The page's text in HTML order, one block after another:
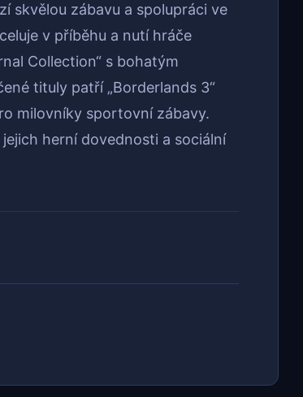
skvělou zábavu a spolupráci ve
v příběhu a nutí hráče
Collection“ s bohatým
tituly patří „Borderlands 3“
milovníky sportovní zábavy.
herní dovednosti a sociální